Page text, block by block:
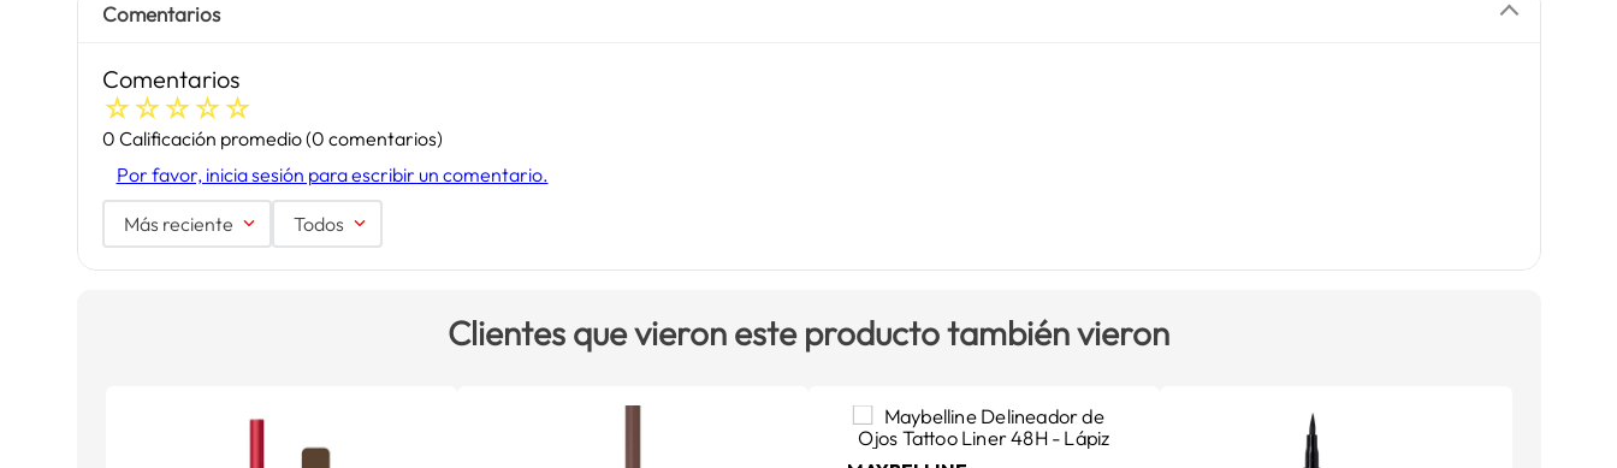
Comentarios
Comentarios
☆☆☆☆☆
0 Calificación promedio(0 comentarios)
Por favor, inicia sesión para escribir un comentario.
Más reciente Todos
Clientes que vieron este producto también vieron